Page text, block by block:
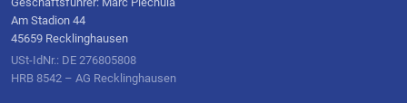
Am Stadion 44
45659 Recklinghausen
USt-IdNr.: DE 276805808
HRB 8542 – AG Recklinghausen